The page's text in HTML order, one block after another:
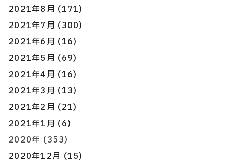
2021年8月 (171)
2021年7月 (300)
2021年6月 (16)
2021年5月 (69)
2021年4月 (16)
2021年3月 (13)
2021年2月 (21)
2021年1月 (6)
2020年 (353)
2020年12月 (15)